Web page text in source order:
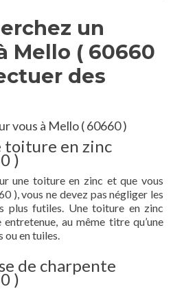
un
Mello ( 60660
des
vous à Mello ( 60660 )
toiture en zinc
)
une toiture en zinc et que vous
), vous ne devez pas négliger les
plus futiles. Une toiture en zinc
au même titre qu’une
ou en tuiles.
de charpente
)